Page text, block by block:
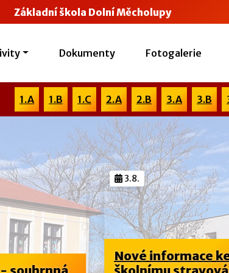
Základní škola Dolní Měcholupy
Dokumenty Fotogalerie
1.A 1.B 1.C 2.A 2.B 3.A 3.B
Nové informace ke
3.8.